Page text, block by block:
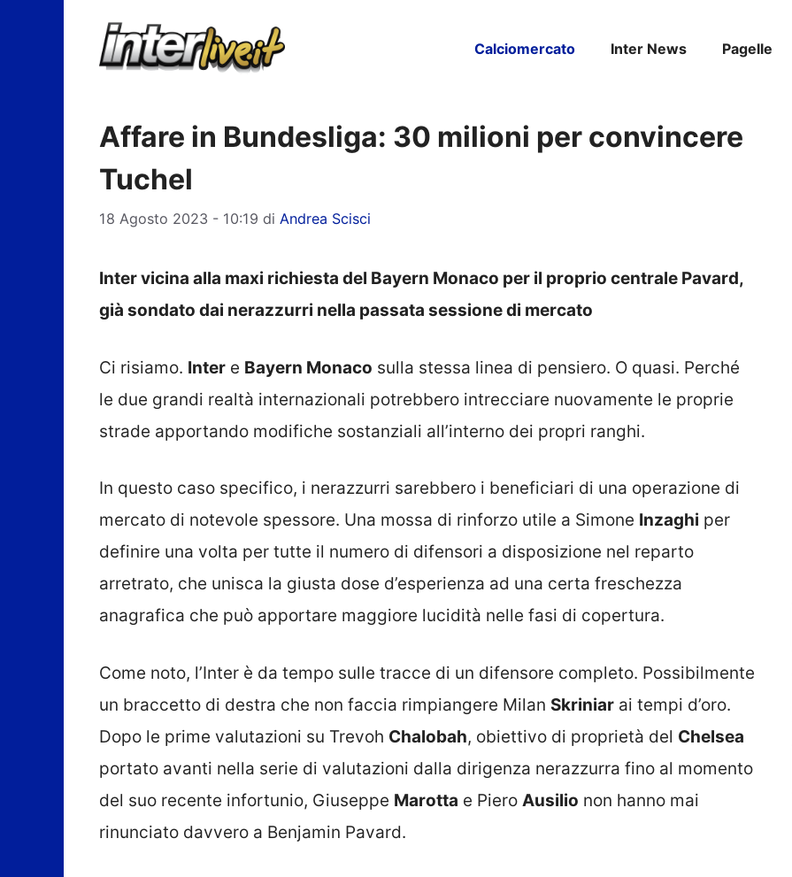
Calciomercato Inter News Pagelle
Affare in Bundesliga: 30 milioni per convincere
Tuchel
18 Agosto 2023 - 10:19 di Andrea Scisci
Inter vicina alla maxi richiesta del Bayern Monaco per il proprio centrale Pavard,
già sondato dai nerazzurri nella passata sessione di mercato
Ci risiamo. Inter e Bayern Monaco sulla stessa linea di pensiero. O quasi. Perché
le due grandi realtà internazionali potrebbero intrecciare nuovamente le proprie
strade apportando modifiche sostanziali all’interno dei propri ranghi.
In questo caso specifico, i nerazzurri sarebbero i beneficiari di una operazione di
mercato di notevole spessore. Una mossa di rinforzo utile a Simone Inzaghi per
definire una volta per tutte il numero di difensori a disposizione nel reparto
arretrato, che unisca la giusta dose d’esperienza ad una certa freschezza
anagrafica che può apportare maggiore lucidità nelle fasi di copertura.
Come noto, l’Inter è da tempo sulle tracce di un difensore completo. Possibilmente
un braccetto di destra che non faccia rimpiangere Milan Skriniar ai tempi d’oro.
Dopo le prime valutazioni su Trevoh Chalobah, obiettivo di proprietà del Chelsea
portato avanti nella serie di valutazioni dalla dirigenza nerazzurra fino al momento
del suo recente infortunio, Giuseppe Marotta e Piero Ausilio non hanno mai
rinunciato davvero a Benjamin Pavard.